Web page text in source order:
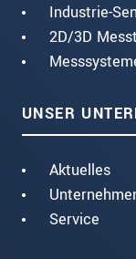
Industrie-
2D/3D
UNSER
Aktuelles
Service